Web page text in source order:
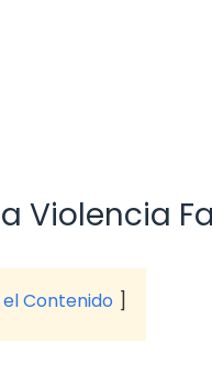
Violencia
Contenido